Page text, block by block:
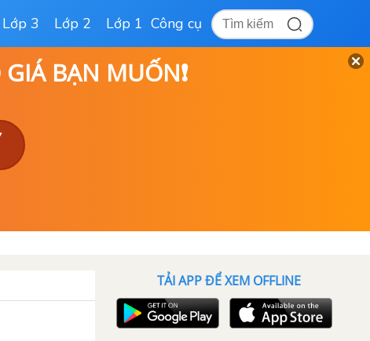
Lớp 3 Lớp 2 Lớp 1 Công cụ
BẠN MUỐN❗
TẢI APP ĐỂ XEM OFFLINE